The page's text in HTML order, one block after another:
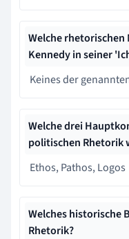
Welche
Kennedy in seiner
Keines der
Welche drei
politischen Rhetorik
Ethos, Pathos, Logos
Welches historische
Rhetorik?